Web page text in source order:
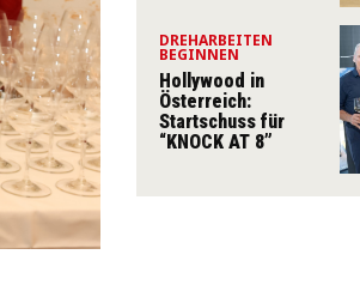
DREHARBEITEN
BEGINNEN
Hollywood in
Österreich:
Startschuss für
“KNOCK AT 8”